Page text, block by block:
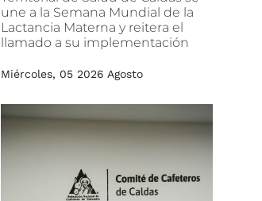
une a la Semana Mundial de la
Lactancia Materna y reitera el
llamado a su implementación
Miércoles, 05 2026 Agosto